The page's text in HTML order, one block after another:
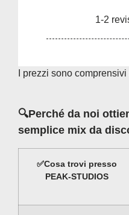
1-2
I prezzi sono comprensivi
🔍Perché da noi
semplice mix da
✅Cosa trovi presso
PEAK-STUDIOS